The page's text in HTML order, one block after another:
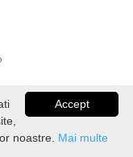
de
Voitin.com Web
Accept
noastre. Mai multe